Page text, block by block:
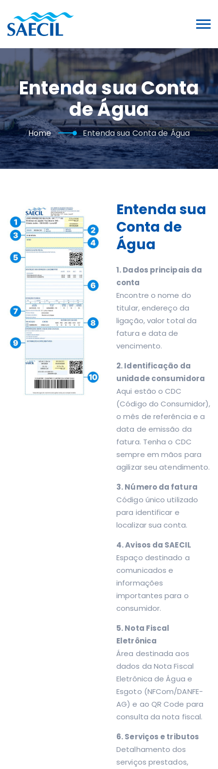
Entenda sua Conta
de Água
Home Entenda sua Conta de Água
Entenda sua
Conta de
Água
1. Dados principais da
conta
Encontre o nome do
titular, endereço da
ligação, valor total da
fatura e data de
vencimento.
2. Identificação da
unidade consumidora
Aqui estão o CDC
(Código do Consumidor),
o mês de referência e a
data de emissão da
fatura. Tenha o CDC
sempre em mãos para
agilizar seu atendimento.
3. Número da fatura
Código único utilizado
para identificar e
localizar sua conta.
4. Avisos da SAECIL
Espaço destinado a
comunicados e
informações
importantes para o
consumidor.
5. Nota Fiscal
Eletrônica
Área destinada aos
dados da Nota Fiscal
Eletrônica de Água e
Esgoto (NFCom/DANFE-
AG) e ao QR Code para
consulta da nota fiscal.
6. Serviços e tributos
Detalhamento dos
serviços prestados,